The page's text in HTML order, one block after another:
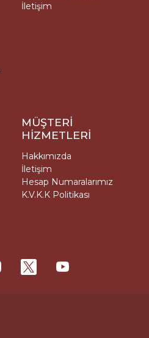
İletişim
MÜŞTERİ
HİZMETLERİ
Hakkımızda
İletişim
Hesap Numaralarımız
K.V.K.K Politikası